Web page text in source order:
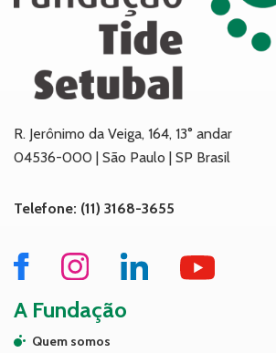
R. Jerônimo da Veiga, 164, 13° andar
04536-000 | São Paulo | SP Brasil
Telefone: (11) 3168-3655
A Fundação
Quem somos